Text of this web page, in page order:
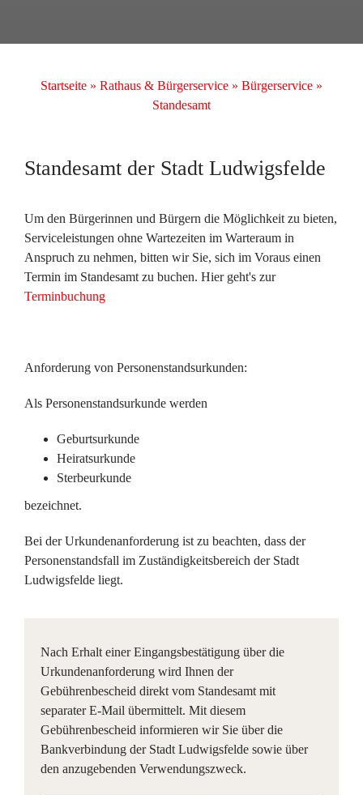
Startseite » Rathaus & Bürgerservice » Bürgerservice »
Standesamt
Standesamt der Stadt Ludwigsfelde
Um den Bürgerinnen und Bürgern die Möglichkeit zu bieten,
Serviceleistungen ohne Wartezeiten im Warteraum in
Anspruch zu nehmen, bitten wir Sie, sich im Voraus einen
Termin im Standesamt zu buchen. Hier geht's zur
Terminbuchung
Anforderung von Personenstandsurkunden:
Als Personenstandsurkunde werden
Geburtsurkunde
Heiratsurkunde
Sterbeurkunde
bezeichnet.
Bei der Urkundenanforderung ist zu beachten, dass der
Personenstandsfall im Zuständigkeitsbereich der Stadt
Ludwigsfelde liegt.
Nach Erhalt einer Eingangsbestätigung über die
Urkundenanforderung wird Ihnen der
Gebührenbescheid direkt vom Standesamt mit
separaterE-Mail übermittelt. Mit diesem
Gebührenbescheid informieren wir Sie über die
Bankverbindung der Stadt Ludwigsfelde sowie über
den anzugebenden Verwendungszweck.